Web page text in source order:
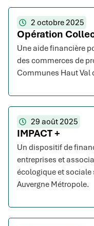
2 octobre 2025
Opération
Une aide financière
des commerces de
Communes Haut Val
29 août 2025
IMPACT +
Un dispositif de
entreprises et
écologique et
Auvergne Métropole.